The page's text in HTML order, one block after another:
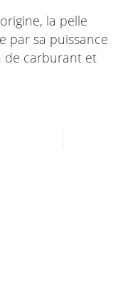
la pelle
par sa puissance
de carburant et